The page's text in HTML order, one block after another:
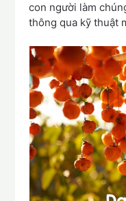
con người làm
thông qua kỹ thuật